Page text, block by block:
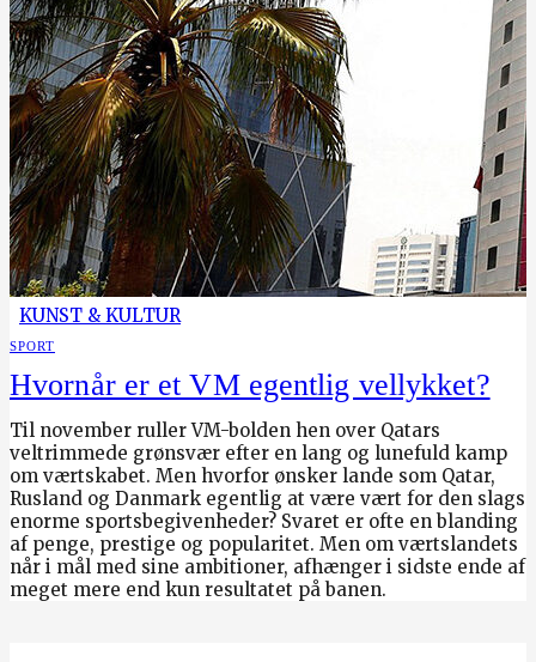
KUNST & KULTUR
SPORT
Hvornår er et VM egentlig vellykket?
Til november ruller VM-bolden hen over Qatars
veltrimmede grønsvær efter en lang og lunefuld kamp
om værtskabet. Men hvorfor ønsker lande som Qatar,
Rusland og Danmark egentlig at være vært for den slags
enorme sportsbegivenheder? Svaret er ofte en blanding
af penge, prestige og popularitet. Men om værtslandets
når i mål med sine ambitioner, afhænger i sidste ende af
meget mere end kun resultatet på banen.